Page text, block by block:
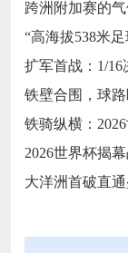
扩军首战：1/
铁壁合围，球
铁骑纵横：
2026世界杯揭